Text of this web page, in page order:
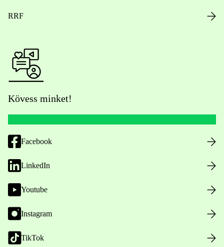
RRF
Kövess minket!
Facebook
LinkedIn
Youtube
Instagram
TikTok